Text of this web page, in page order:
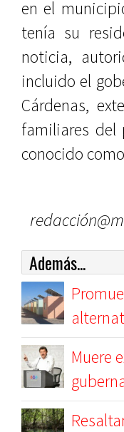
en el
tenía su
noticia,
incluido el
Cárdenas,
familiares del
conocido como
Además...
Muere